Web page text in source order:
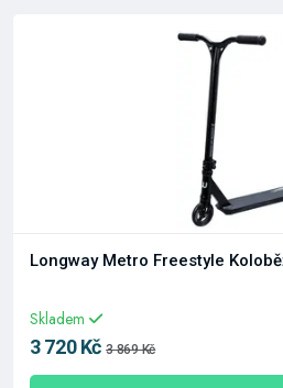
Longway Metro Freestyle
Skladem
3 720 Kč 3 869 Kč